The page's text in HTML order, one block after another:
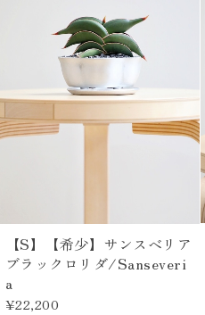
【S】【希少】サンスベリア
ブラックロリダ/Sanseveri
a
¥22,200